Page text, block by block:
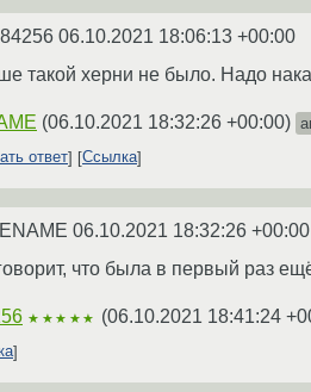
06.10.2021 18:06:13 +00:00
такой херни не было. Надо
(06.10.2021 18:32:26 +00:00)
ответ
Ссылка
06.10.2021 18:32:26 +00:00
что была в первый раз
★★★★★ (06.10.2021 18:41:24